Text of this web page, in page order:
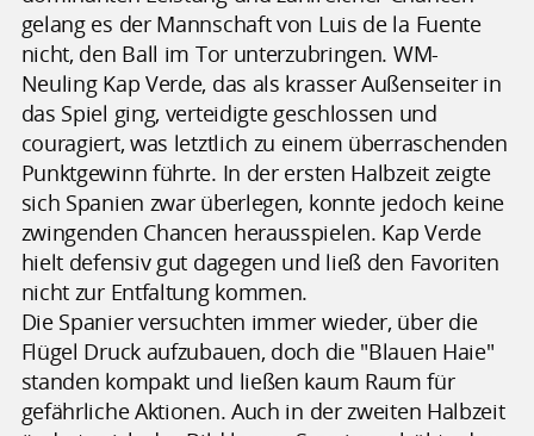
gelang es der Mannschaft von Luis de la Fuente
nicht, den Ball im Tor unterzubringen. WM-
Neuling Kap Verde, das als krasser Außenseiter in
das Spiel ging, verteidigte geschlossen und
couragiert, was letztlich zu einem überraschenden
Punktgewinn führte. In der ersten Halbzeit zeigte
sich Spanien zwar überlegen, konnte jedoch keine
zwingenden Chancen herausspielen. Kap Verde
hielt defensiv gut dagegen und ließ den Favoriten
nicht zur Entfaltung kommen.
Die Spanier versuchten immer wieder, über die
Flügel Druck aufzubauen, doch die "Blauen Haie"
standen kompakt und ließen kaum Raum für
gefährliche Aktionen. Auch in der zweiten Halbzeit